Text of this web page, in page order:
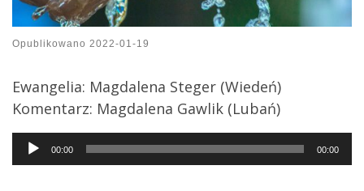
Opublikowano 2022-01-19
Ewangelia: Magdalena Steger (Wiedeń)
Komentarz: Magdalena Gawlik (Lubań)
Audio
Player
00:00 00:00